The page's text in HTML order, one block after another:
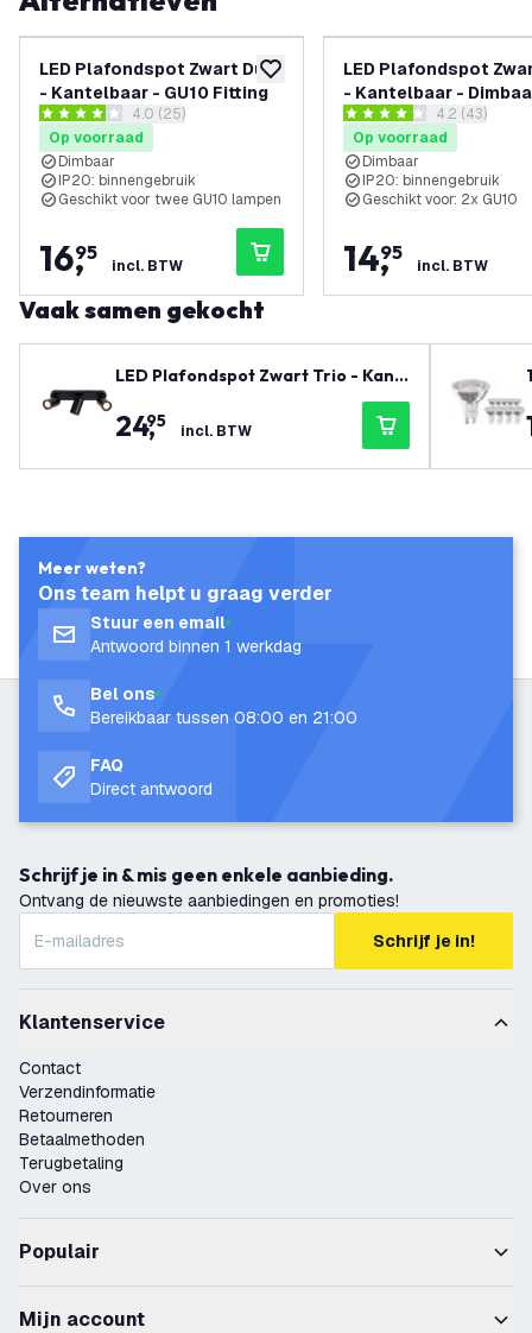
toevoegen aan verlanglijst
LED Plafondspot Zwart Duo
- Kantelbaar - GU10 Fitting
reviews drawer openen
4 score sterren4.0 (25)
Op voorraad
Dimbaar
IP20: binnengebruik
Geschikt voor twee GU10 lampen
16,
95
incl. BTW
LED Plafondspot
- Kantelbaar -
GU10 fitting –
reviews
4.2 score sterren4.2 (43)
Op voorraad
Dimbaar
IP20: binnengebruik
Geschikt voor: 2x GU10
14,
95
incl. BTW
Vaak samen gekocht
LED Plafondspot Zwart Trio - Kant
24,
95 incl. BTW
Meer weten?
Ons team helpt u graag verder
Stuur een email
Antwoord binnen 1 werkdag
Bel ons
Bereikbaar tussen 08:00 en 21:00
FAQ
Direct antwoord
Schrijf je in & mis geen enkele aanbieding.
Ontvang de nieuwste aanbiedingen en promoties!
Schrijf je in!
Klantenservice
Contact
Verzendinformatie
Retourneren
Betaalmethoden
Terugbetaling
Over ons
Populair
Mijn account